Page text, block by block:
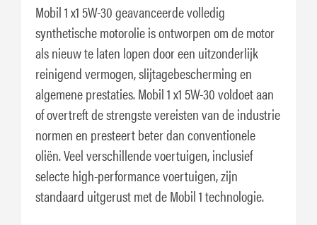
Mobil 1 x1 5W-30 geavanceerde volledig
synthetische motorolie is ontworpen om de motor
als nieuw te laten lopen door een uitzonderlijk
reinigend vermogen, slijtagebescherming en
algemene prestaties. Mobil 1 x1 5W-30 voldoet aan
of overtreft de strengste vereisten van de industrie
normen en presteert beter dan conventionele
oliën. Veel verschillende voertuigen, inclusief
selecte high-performance voertuigen, zijn
standaard uitgerust met de Mobil 1 technologie.